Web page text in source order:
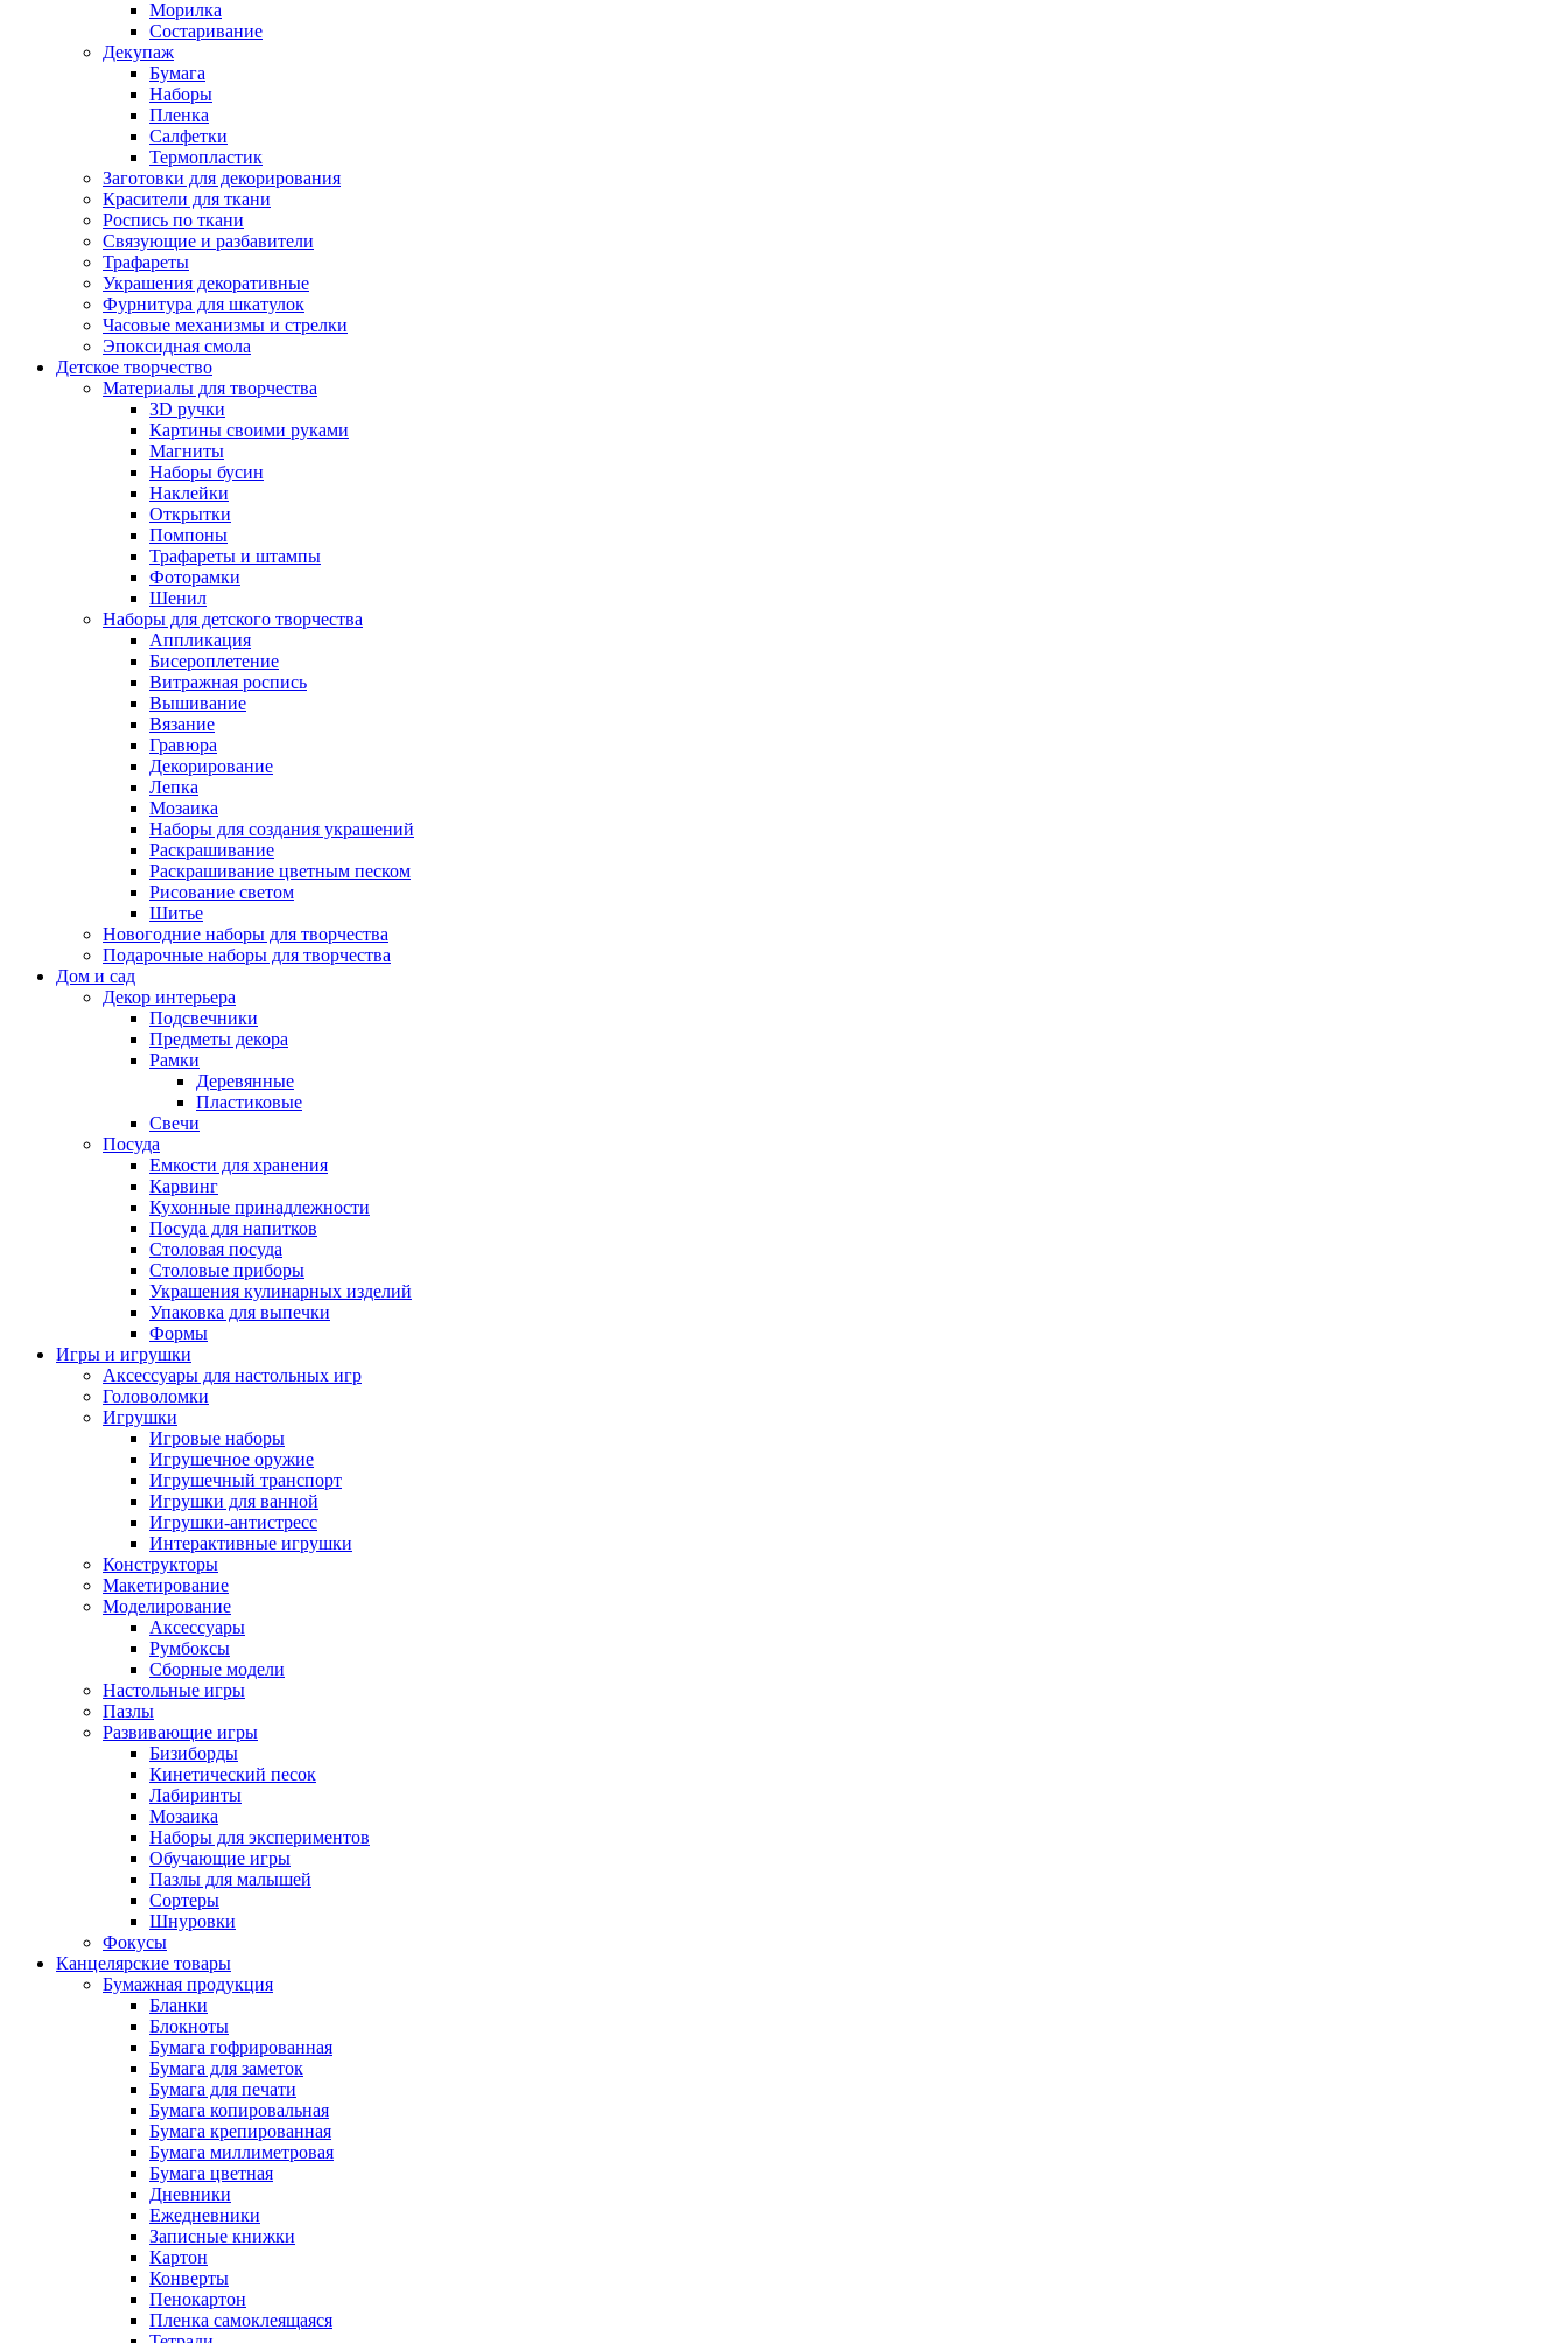
Морилка
Состаривание
Декупаж
Бумага
Наборы
Пленка
Салфетки
Термопластик
Заготовки для декорирования
Красители для ткани
Роспись по ткани
Связующие и разбавители
Трафареты
Украшения декоративные
Фурнитура для шкатулок
Часовые механизмы и стрелки
Эпоксидная смола
Детское творчество
Материалы для творчества
3D ручки
Картины своими руками
Магниты
Наборы бусин
Наклейки
Открытки
Помпоны
Трафареты и штампы
Фоторамки
Шенил
Наборы для детского творчества
Аппликация
Бисероплетение
Витражная роспись
Вышивание
Вязание
Гравюра
Декорирование
Лепка
Мозаика
Наборы для создания украшений
Раскрашивание
Раскрашивание цветным песком
Рисование светом
Шитье
Новогодние наборы для творчества
Подарочные наборы для творчества
Дом и сад
Декор интерьера
Подсвечники
Предметы декора
Рамки
Деревянные
Пластиковые
Свечи
Посуда
Емкости для хранения
Карвинг
Кухонные принадлежности
Посуда для напитков
Столовая посуда
Столовые приборы
Украшения кулинарных изделий
Упаковка для выпечки
Формы
Игры и игрушки
Аксессуары для настольных игр
Головоломки
Игрушки
Игровые наборы
Игрушечное оружие
Игрушечный транспорт
Игрушки для ванной
Игрушки-антистресс
Интерактивные игрушки
Конструкторы
Макетирование
Моделирование
Аксессуары
Румбоксы
Сборные модели
Настольные игры
Пазлы
Развивающие игры
Бизиборды
Кинетический песок
Лабиринты
Мозаика
Наборы для экспериментов
Обучающие игры
Пазлы для малышей
Сортеры
Шнуровки
Фокусы
Канцелярские товары
Бумажная продукция
Бланки
Блокноты
Бумага гофрированная
Бумага для заметок
Бумага для печати
Бумага копировальная
Бумага крепированная
Бумага миллиметровая
Бумага цветная
Дневники
Ежедневники
Записные книжки
Картон
Конверты
Пенокартон
Пленка самоклеящаяся